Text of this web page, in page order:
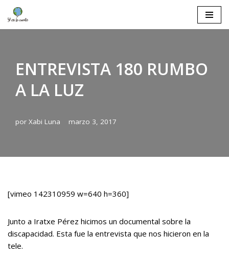
Saltar
ENTREVISTA 180 RUMBO
A LA LUZ
por Xabi Luna marzo 3, 2017
[vimeo 142310959 w=640 h=360]
Junto a Iratxe Pérez hicimos un documental sobre la
discapacidad. Esta fue la entrevista que nos hicieron en la
tele.